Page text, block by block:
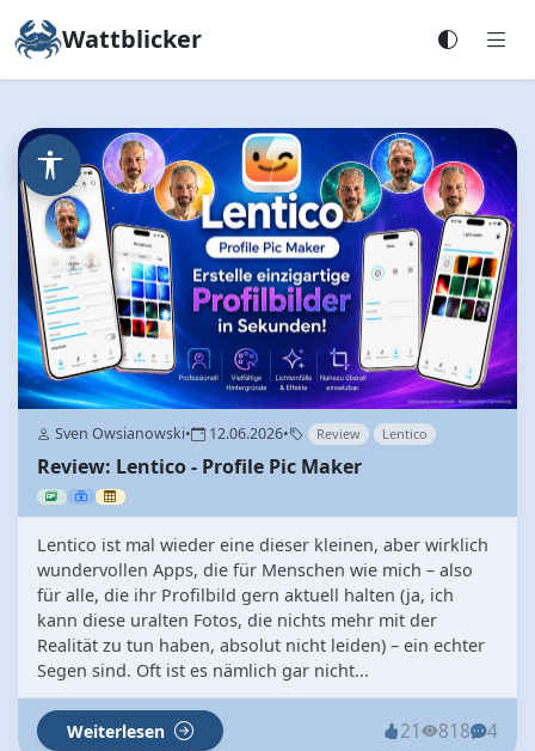
Wattblicker
Sven Owsianowski• 12.06.2026• Review Lentico
Review: Lentico - Profile Pic Maker
Lentico ist mal wieder eine dieser kleinen, aber wirklich
wundervollen Apps, die für Menschen wie mich – also
für alle, die ihr Profilbild gern aktuell halten (ja, ich
kann diese uralten Fotos, die nichts mehr mit der
Realität zu tun haben, absolut nicht leiden) – ein echter
Segen sind. Oft ist es nämlich gar nicht...
Weiterlesen 21 818 4